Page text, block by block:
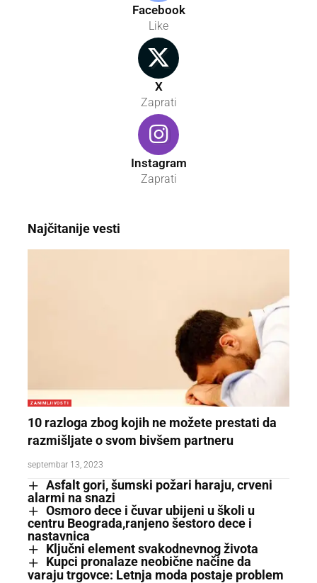
Facebook
Like
X
Zaprati
Instagram
Zaprati
Najčitanije vesti
ZANIMLJIVOSTI
10 razloga zbog kojih ne možete prestati da
razmišljate o svom bivšem partneru
septembar 13, 2023
Asfalt gori, šumski požari haraju, crveni
alarmi na snazi
Osmoro dece i čuvar ubijeni u školi u
centru Beograda,ranjeno šestoro dece i
nastavnica
Ključni element svakodnevnog života
Kupci pronalaze neobične načine da
varaju trgovce: Letnja moda postaje problem